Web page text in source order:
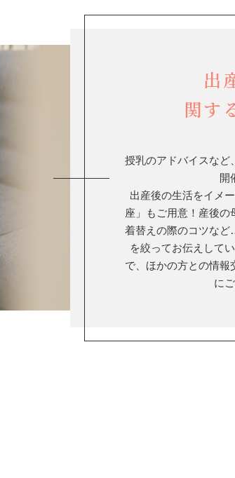
出
関す
授乳のアドバイスなど
開
出産後の生活をイメ
座」もご用意！産後の
着替えの際のコツな
を絞ってお伝えして
で、ほかの方との情報
に